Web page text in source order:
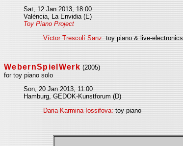
Sat, 12 Jan 2013, 18:00
Valéncia, La Envidia (E)
Toy Piano Project
Víctor Trescolí Sanz: toy piano & live-electronics
WebernSpielWerk (2005)
for toy piano solo
Son, 20 Jan 2013, 11:00
Hamburg, GEDOK-Kunstforum (D)
Daria-Karmina Iossifova: toy piano